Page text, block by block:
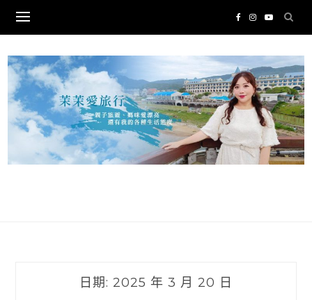
content
日期: 2025 年 3 月 20 日